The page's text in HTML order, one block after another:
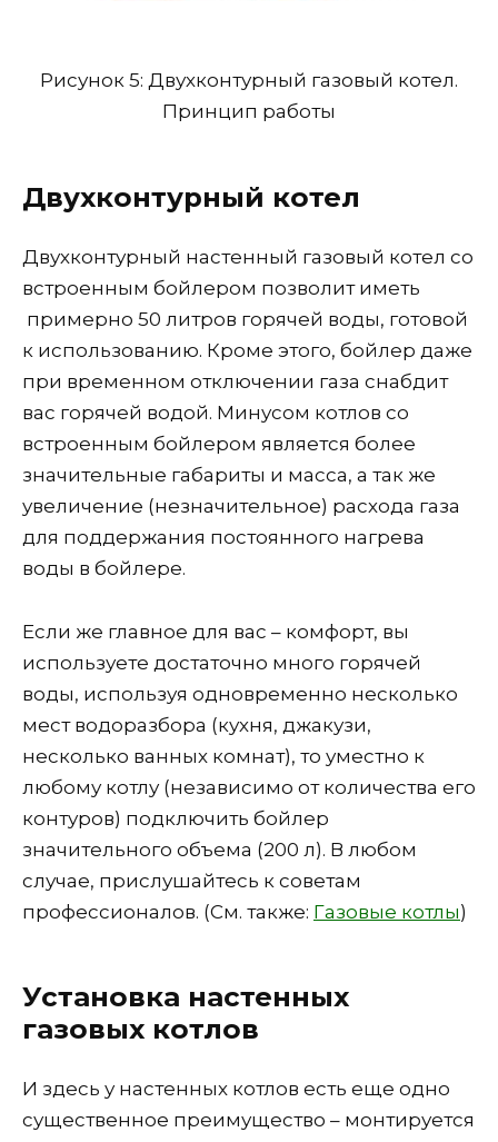
Рисунок 5: Двухконтурный газовый котел.
Принцип работы
Двухконтурный котел
Двухконтурный настенный газовый котел со
встроенным бойлером позволит иметь
примерно 50 литров горячей воды, готовой
к использованию. Кроме этого, бойлер даже
при временном отключении газа снабдит
вас горячей водой. Минусом котлов со
встроенным бойлером является более
значительные габариты и масса, а так же
увеличение (незначительное) расхода газа
для поддержания постоянного нагрева
воды в бойлере.
Если же главное для вас – комфорт, вы
используете достаточно много горячей
воды, используя одновременно несколько
мест водоразбора (кухня, джакузи,
несколько ванных комнат), то уместно к
любому котлу (независимо от количества его
контуров) подключить бойлер
значительного объема (200 л). В любом
случае, прислушайтесь к советам
профессионалов. (См. также: Газовые котлы)
Установка настенных
газовых котлов
И здесь у настенных котлов есть еще одно
существенное преимущество – монтируется